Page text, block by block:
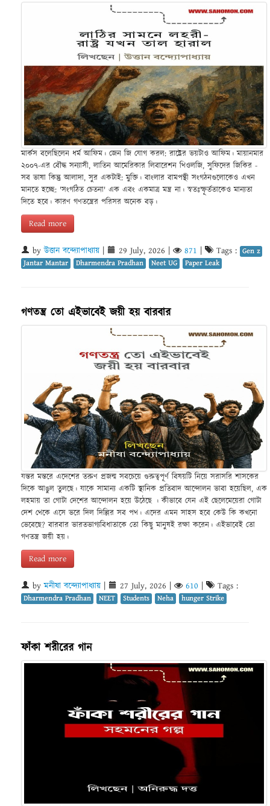
মার্কস বলেছিলেন ধর্ম আফিম। জেন জি যোগ করল: রাষ্ট্রের ভয়টাও আফিম। মায়ানমার
২০০৭-এর বৌদ্ধ সন্যাসী, লাতিন আমেরিকার লিবারেশন থিওলজি, সুফিদের জিকির -
সব ভাষা কিন্তু আলাদা, সুর একটাই: মুক্তি। বাংলার বামপন্থী সংগঠনগুলোকেও এখন
মানতে হচ্ছে: 'সংগঠিত চেতনা' এক এবং একমাত্র মন্ত্র না। স্বতঃস্ফূর্ততাকেও মান্যতা
দিতে হবে। কারণ গণতন্ত্রের পরিসর অনেক বড়।
Read more
byউত্তান বন্দ্যোপাধ্যায় 29 July, 2026 871 Tags : Gen z
Jantar Mantar
Dharmendra Pradhan Neet UG Paper Leak
গণতন্ত্র তো এইভাবেই জয়ী হয় বারবার
যন্তর মন্তরে এদেশের তরুণ প্রজন্ম সবচেয়ে গুরুত্বপূর্ণ বিষয়টি নিয়ে সরাসরি শাসকের
দিকে আঙুল তুলছে। যাকে সামান্য একটি স্থানিক প্রতিবাদ আন্দোলন ভাবা হয়েছিল, এক
লহমায় তা গোটা দেশের আন্দোলন হয়ে উঠেছে । কীভাবে যেন এই ছেলেমেয়েরা গোটা
দেশ থেকে এসে ভরে দিল দিল্লির সব পথ। এদের এমন সাহস হবে কেউ কি কখনো
ভেবেছে? বারবার ভারতভাগ্যবিধাতাকে তো কিছু মানুষই রক্ষা করেন। এইভাবেই তো
গণতন্ত্র জয়ী হয়।
Read more
byমনীষা বন্দ্যোপাধ্যায় 27 July, 2026 610 Tags :
Dharmendra Pradhan NEET Students Neha hunger Strike
ফাঁকা শরীরের গান